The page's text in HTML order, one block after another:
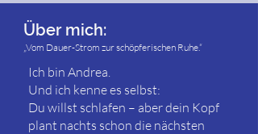
Über mich:
„Vom Dauer-Strom zur schöpferischen Ruhe.“
Ich bin Andrea.
Und ich kenne es selbst:
Du willst schlafen – aber dein Kopf
plant nachts schon die nächsten